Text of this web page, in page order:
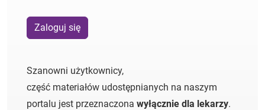
Zaloguj się
Szanowni użytkownicy,
część materiałów udostępnianych na naszym
portalu jest przeznaczona wyłącznie dla lekarzy.